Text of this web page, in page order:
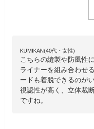
KUMIKAN(40代・女性)
こちらの縫製や防風性
ライナーを組み合わせ
ードも着脱できるのが
視認性が高く、立体裁
ですね。